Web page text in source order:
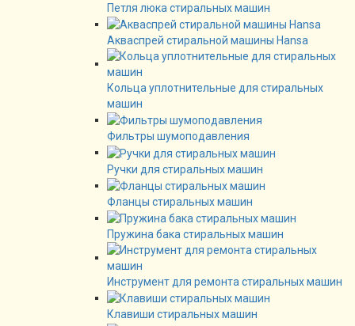
Петля люка стиральных машин
Акваспрей стиральной машины Hansa
Кольца уплотнительные для стиральных
машин
Фильтры шумоподавления
Ручки для стиральных машин
Фланцы стиральных машин
Пружина бака стиральных машин
Инструмент для ремонта стиральных машин
Клавиши стиральных машин